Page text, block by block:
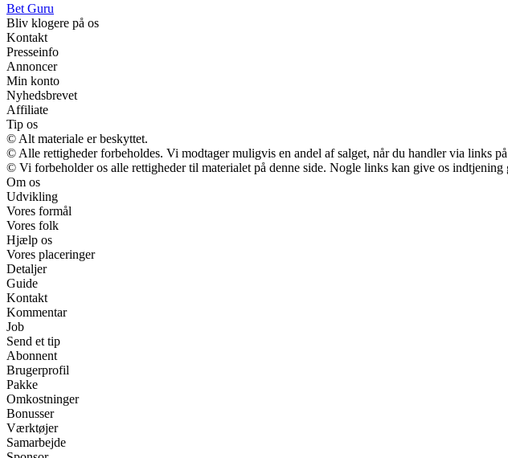
Bet Guru
Bliv klogere på os
Kontakt
Presseinfo
Annoncer
Min konto
Nyhedsbrevet
Affiliate
Tip os
© Alt materiale er beskyttet.
© Alle rettigheder forbeholdes. Vi modtager muligvis en andel af salget, når du handler via links
© Vi forbeholder os alle rettigheder til materialet på denne side. Nogle links kan give os
Om os
Udvikling
Vores formål
Vores folk
Hjælp os
Vores placeringer
Detaljer
Guide
Kontakt
Kommentar
Job
Send et tip
Abonnent
Brugerprofil
Pakke
Omkostninger
Bonusser
Værktøjer
Samarbejde